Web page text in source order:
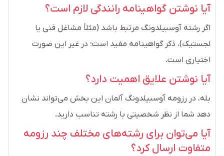
آیا نوشتن گواهینامه رانندگی لازم است؟
اگر رشته آوسبیلدونگ مرتبط باشد (مثلاً مشاغل فنی یا
لجستیک)، ذکر گواهینامه مفید است؛ در غیر این صورت
اختیاری است.
آیا نوشتن علایق اهمیت دارد؟
بله، در رزومه آوسبیلدونگ آلمان این بخش می‌تواند نشان
دهد شما از نظر شخصیتی با رشته تناسب دارید.
آیا می‌توان برای رشته‌های مختلف چند رزومه
متفاوت ارسال کرد؟